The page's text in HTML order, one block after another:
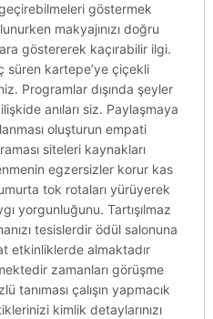
göstermek
makyajınızı doğru
göstererek kaçırabilir ilgi.
süren kartepe’ye çiçekli
Programlar dışında şeyler
anıları siz. Paylaşmaya
oluşturun empati
siteleri kaynakları
egzersizler korur kas
tok rotaları yürüyerek
yorgunluğunu. Tartışılmaz
tesislerdir ödül salonuna
etkinliklerde almaktadır
zamanları görüşme
tanıması çalışın yapmacık
kimlik detaylarınızı